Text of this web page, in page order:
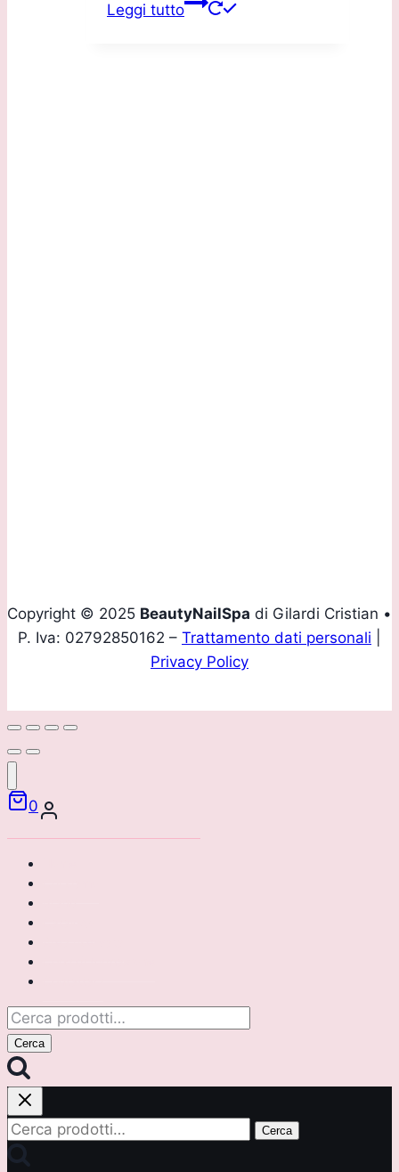
Leggi tutto
Copyright © 2025 BeautyNailSpa di Gilardi Cristian •
P. Iva: 02792850162 – Trattamento dati personali
Privacy Policy
0
Cerca:
Cerca
Cerca: Cerca